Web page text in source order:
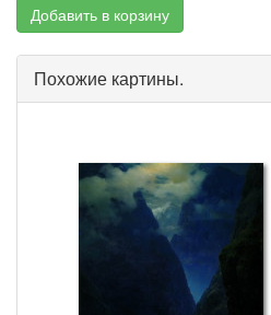
Добавить в корзину
Похожие картины.